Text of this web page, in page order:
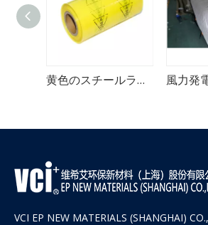
黄色のスチールラップ高密度防食VCIフィルム
VCI EP NEW MATERIALS (SHANGHAI)